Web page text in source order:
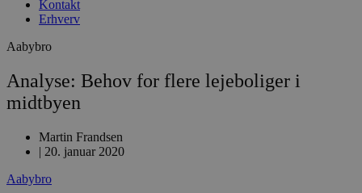
Kontakt
Erhverv
Aabybro
Analyse: Behov for flere lejeboliger i
midtbyen
Martin Frandsen
| 20. januar 2020
Aabybro